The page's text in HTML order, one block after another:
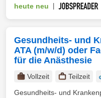
heute neu
Gesundheits- und
ATA (m/w/d) oder
für die Anästhesie
Vollzeit Teilzeit
Gesundheits- und